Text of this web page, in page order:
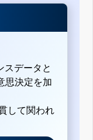
スデータと
思決定を加
して関われ